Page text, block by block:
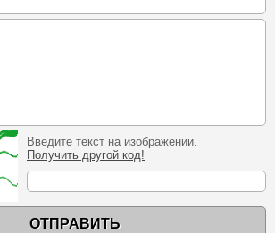
Введите текст на изображении.
Получить другой код!
ОТПРАВИТЬ